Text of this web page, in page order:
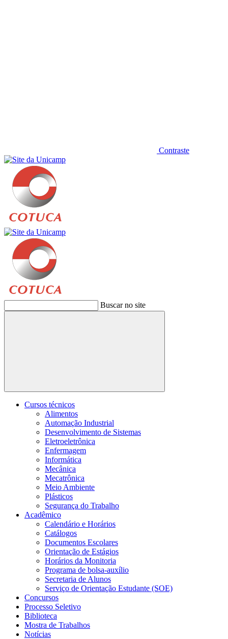
Contraste
Buscar no site
Buscar
Cursos técnicos
Alimentos
Automação Industrial
Desenvolvimento de Sistemas
Eletroeletrônica
Enfermagem
Informática
Mecânica
Mecatrônica
Meio Ambiente
Plásticos
Segurança do Trabalho
Acadêmico
Calendário e Horários
Catálogos
Documentos Escolares
Orientação de Estágios
Horários da Monitoria
Programa de bolsa-auxílio
Secretaria de Alunos
Serviço de Orientação Estudante (SOE)
Concursos
Processo Seletivo
Biblioteca
Mostra de Trabalhos
Notícias